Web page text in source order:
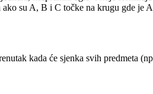
su A, B i C točke na krugu gde je
kada će sjenka svih predmeta